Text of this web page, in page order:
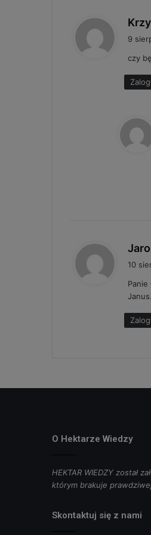
9
czy
10
Janus.
O Hektarze Wiedzy
HEKTAR WIEDZY został
którym brakuje
Skontaktuj się z nami